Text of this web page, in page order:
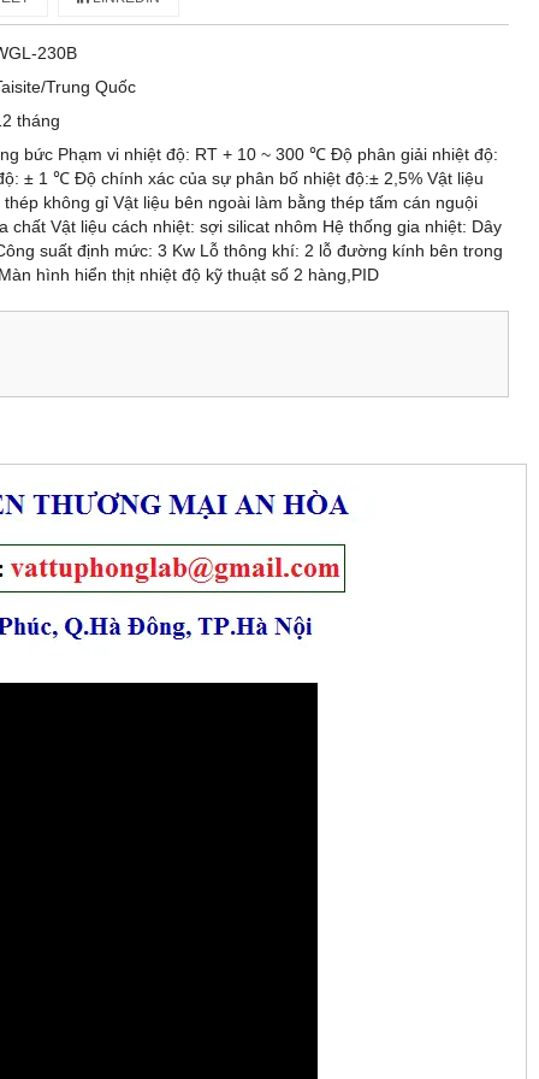
230B
Trung Quốc
tháng
bức Phạm vi nhiệt độ: RT + 10 ~ 300 ℃ Độ phân giải nhiệt độ:
± 1 ℃ Độ chính xác của sự phân bố nhiệt độ:± 2,5% Vật liệu
không gỉ Vật liệu bên ngoài làm bằng thép tấm cán nguội
chất Vật liệu cách nhiệt: sợi silicat nhôm Hệ thống gia nhiệt: Dây
suất định mức: 3 Kw Lỗ thông khí: 2 lỗ đường kính bên trong
hình hiển thịt nhiệt độ kỹ thuật số 2 hàng,PID